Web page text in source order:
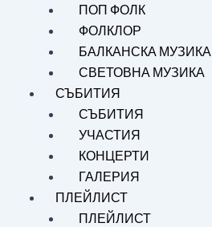
ПОП ФОЛК
ФОЛКЛОР
БАЛКАНСКА МУЗИКА
СВЕТОВНА МУЗИКА
СЪБИТИЯ
СЪБИТИЯ
УЧАСТИЯ
КОНЦЕРТИ
ГАЛЕРИЯ
ПЛЕЙЛИСТ
ПЛЕЙЛИСТ